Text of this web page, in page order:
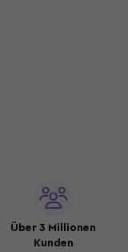
Über 3 Millionen
Kunden